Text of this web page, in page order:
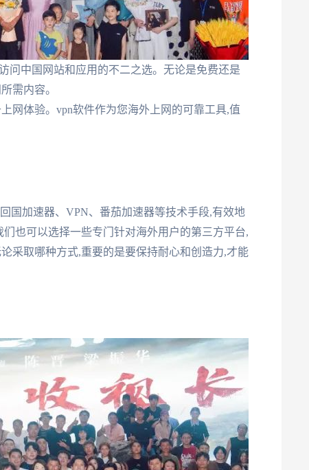
问中国网站和应用的不二之选。无论是免费还是
需内容。
网体验。vpn软件作为您海外上网的可靠工具,值
国加速器、VPN、番茄加速器等技术手段,有效地
也可以选择一些专门针对海外用户的第三方平台,
采取哪种方式,重要的是要保持耐心和创造力,才能